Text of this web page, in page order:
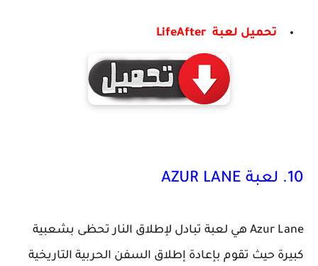
تحميل لعبة LifeAfter
10. لعبة AZUR LANE
Azur Lane هي لعبة تبادل لإطلاق النار تحظى بشعبية
كبيرة حيث تقوم بإعادة إطلاق السفن الحربية التاريخية